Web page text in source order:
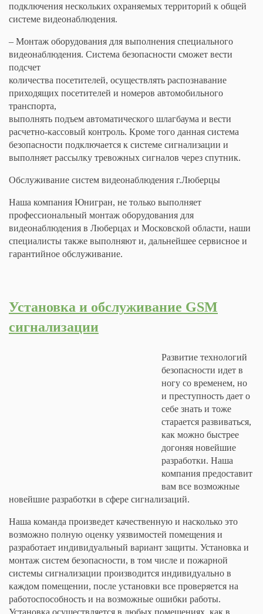
подключения нескольких охраняемых территорий к общей
системе видеонаблюдения.
– Монтаж оборудования для выполнения специального
видеонаблюдения. Система безопасности сможет вести
подсчет
количества посетителей, осуществлять распознавание
приходящих посетителей и номеров автомобильного
транспорта,
выполнять подъем автоматического шлагбаума и вести
расчетно-кассовый контроль. Кроме того данная система
безопасности подключается к системе сигнализации и
выполняет рассылку тревожных сигналов через спутник.
Обслуживание систем видеонаблюдения г.Люберцы
Наша компания Юнигран, не только выполняет
профессиональный монтаж оборудования для
видеонаблюдения в Люберцах и Московской области, наши
специалисты также выполняют и, дальнейшее сервисное и
гарантийное обслуживание.
Установка и обслуживание GSM
сигнализации
Развитие технологий
безопасности идет в
ногу со временем, но
и преступность дает о
себе знать и тоже
старается развиваться,
как можно быстрее
догоняя новейшие
разработки. Наша
компания предоставит
вам все возможные
новейшие разработки в сфере сигнализаций.
Наша команда произведет качественную и насколько это
возможно полную оценку уязвимостей помещения и
разработает индивидуальный вариант защиты. Установка и
монтаж систем безопасности, в том числе и пожарной
системы сигнализации производится индивидуально в
каждом помещении, после установки все проверяется на
работоспособность и на возможные ошибки работы.
Установка осуществляется в любых помещениях, как в